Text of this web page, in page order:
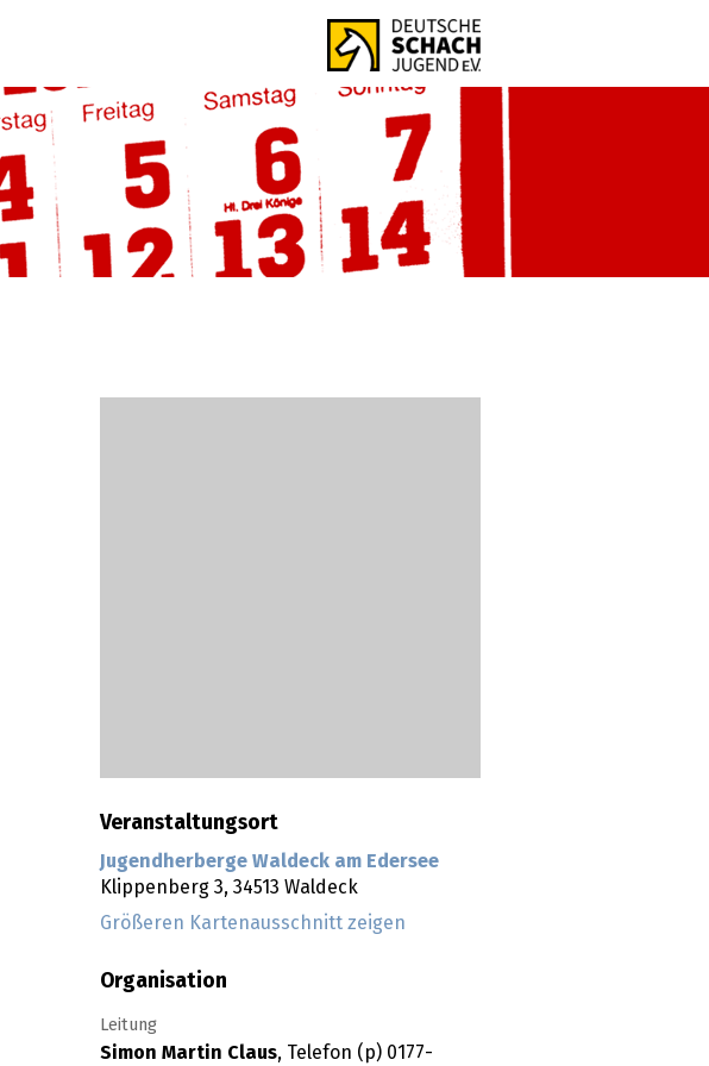
Veranstaltungsort
Jugendherberge Waldeck am Edersee
Klippenberg 3, 34513 Waldeck
Größeren Kartenausschnitt zeigen
Organisation
Leitung
Simon Martin Claus, Telefon (p) 0177-